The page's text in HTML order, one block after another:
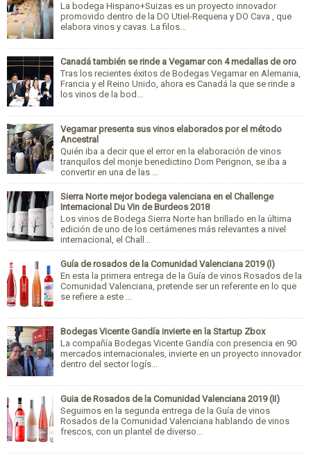
La bodega Hispano+Suizas es un proyecto innovador
promovido dentro de la DO Utiel-Requena y DO Cava , que
elabora vinos y cavas. La filos...
Canadá también se rinde a Vegamar con 4 medallas de oro
Tras los recientes éxitos de Bodegas Vegamar en Alemania,
Francia y el Reino Unido, ahora es Canadá la que se rinde a
los vinos de la bod...
Vegamar presenta sus vinos elaborados por el método
Ancestral
Quién iba a decir que el error en la elaboración de vinos
tranquilos del monje benedictino Dom Perignon, se iba a
convertir en una de las ...
Sierra Norte mejor bodega valenciana en el Challenge
Internacional Du Vin de Burdeos 2018
Los vinos de Bodega Sierra Norte han brillado en la última
edición de uno de los certámenes más relevantes a nivel
internacional, el Chall...
Guía de rosados de la Comunidad Valenciana 2019 (I)
En esta la primera entrega de la Guía de vinos Rosados de la
Comunidad Valenciana, pretende ser un referente en lo que
se refiere a este ...
Bodegas Vicente Gandía invierte en la Startup Zbox
La compañía Bodegas Vicente Gandía con presencia en 90
mercados internacionales, invierte en un proyecto innovador
dentro del sector logís...
Guia de Rosados de la Comunidad Valenciana 2019 (II)
Seguimos en la segunda entrega de la Guía de vinos
Rosados de la Comunidad Valenciana hablando de vinos
frescos, con un plantel de diverso...